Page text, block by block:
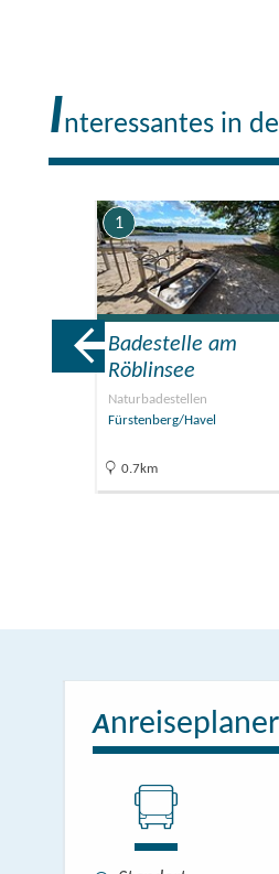
Interessantes in
1
Badestelle am
Röblinsee
Naturbadestellen
Fürstenberg/Havel
0.7km
Anreiseplaner